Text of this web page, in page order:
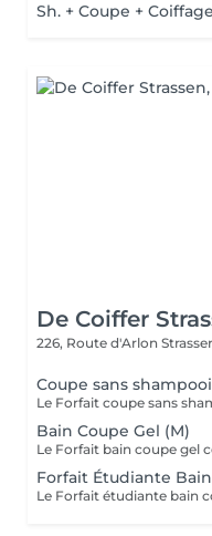
Sh. + Coupe + Coiffage
De Coiffer
226, Route d'Arlon
Coupe sans
Bain Coupe Gel (M)
Forfait Étudiante